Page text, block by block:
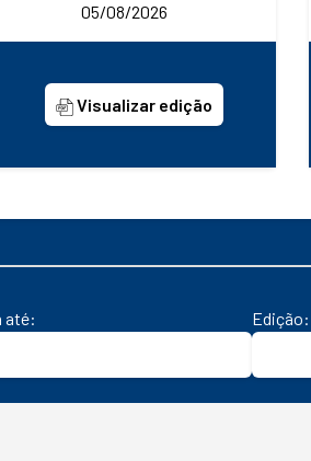
05/08/2026
Visualizar edição
até: Edição: